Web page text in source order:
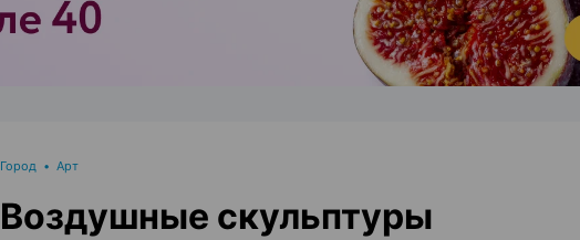
Город • Арт
Воздушные скульптуры